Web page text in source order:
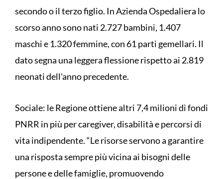
secondo o il terzo figlio. In Azienda Ospedaliera lo
scorso anno sono nati 2.727 bambini, 1.407
maschi e 1.320 femmine, con 61 parti gemellari. Il
dato segna una leggera flessione rispetto ai 2.819
neonati dell'anno precedente.
Sociale: le Regione ottiene altri 7,4 milioni di fondi
PNRR in più per caregiver, disabilità e percorsi di
vita indipendente. “Le risorse servono a garantire
una risposta sempre più vicina ai bisogni delle
persone e delle famiglie, promuovendo